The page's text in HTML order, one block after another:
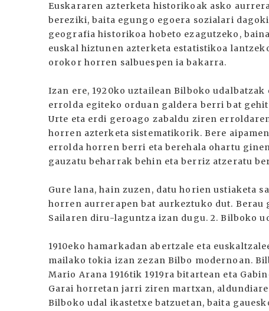
Euskararen azterketa historikoak asko
bereziki, baita egungo egoera sozialari
geografia historikoa hobeto ezagutzeko,
euskal hiztunen azterketa estatistikoa
orokor horren salbuespen ia bakarra.
Izan ere, 1920ko uztailean Bilboko
errolda egiteko orduan galdera berri bat
Urte eta erdi geroago zabaldu ziren
horren azterketa sistematikorik. Bere
errolda horren berri eta berehala ohartu
gauzatu beharrak behin eta berriz atzeratu
Gure lana, hain zuzen, datu horien ustiaketa
horren aurrerapen bat aurkeztuko dut. Berau
Sailaren diru-laguntza izan dugu. 2. Bilboko
1910eko hamarkadan abertzale eta
mailako tokia izan zezan Bilbo modernoan.
Mario Arana 1916tik 1919ra bitartean eta
Garai horretan jarri ziren martxan,
Bilboko udal ikastetxe batzuetan, baita